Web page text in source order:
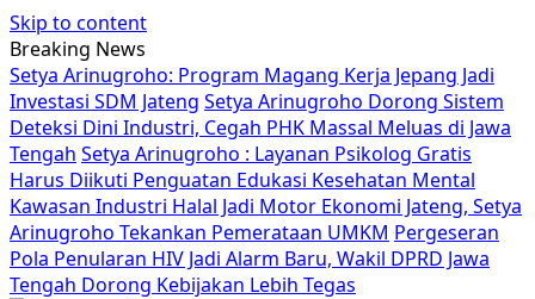
Skip to content
Breaking News
Setya Arinugroho: Program Magang Kerja Jepang Jadi
Investasi SDM Jateng Setya Arinugroho Dorong Sistem
Deteksi Dini Industri, Cegah PHK Massal Meluas di Jawa
Tengah Setya Arinugroho : Layanan Psikolog Gratis
Harus Diikuti Penguatan Edukasi Kesehatan Mental
Kawasan Industri Halal Jadi Motor Ekonomi Jateng, Setya
Arinugroho Tekankan Pemerataan UMKM Pergeseran
Pola Penularan HIV Jadi Alarm Baru, Wakil DPRD Jawa
Tengah Dorong Kebijakan Lebih Tegas